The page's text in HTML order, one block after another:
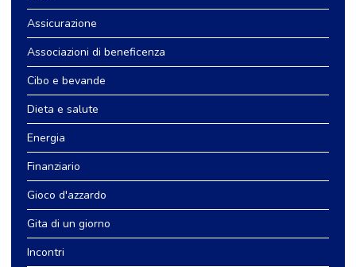
Assicurazione
Associazioni di beneficenza
Cibo e bevande
Dieta e salute
Energia
Finanziario
Gioco d'azzardo
Gita di un giorno
Incontri